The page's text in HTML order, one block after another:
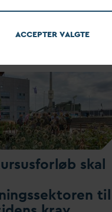
skal
til
ACCEPTERVALGTE